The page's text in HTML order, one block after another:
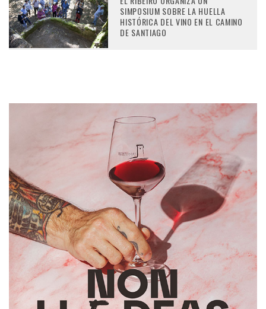
SIMPOSIUM SOBRE LA HUELLA
HISTÓRICA DEL VINO EN EL CAMINO
DE SANTIAGO